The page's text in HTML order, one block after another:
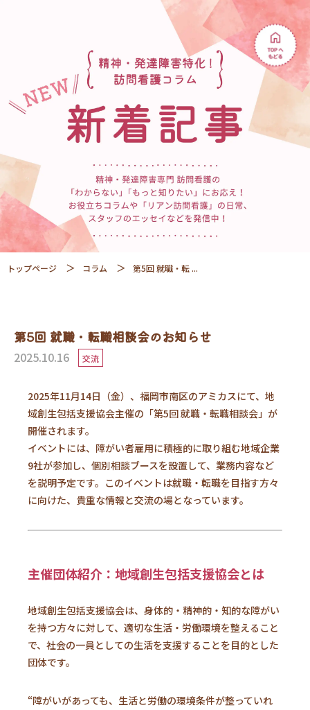
トップページ コラム 第5回 就職・転 ...
第5回 就職・転職相談会のお知らせ
2025.10.16 交流
2025年11月14日（金）、福岡市南区のアミカスにて、地
域創生包括支援協会主催の「第5回 就職・転職相談会」が
開催されます。
イベントには、障がい者雇用に積極的に取り組む地域企業
9社が参加し、個別相談ブースを設置して、業務内容など
を説明予定です。このイベントは就職・転職を目指す方々
に向けた、貴重な情報と交流の場となっています。
主催団体紹介：地域創生包括支援協会とは
地域創生包括支援協会は、身体的・精神的・知的な障がい
を持つ方々に対して、適切な生活・労働環境を整えること
で、社会の一員としての生活を支援することを目的とした
団体です。
“障がいがあっても、生活と労働の環境条件が整っていれ